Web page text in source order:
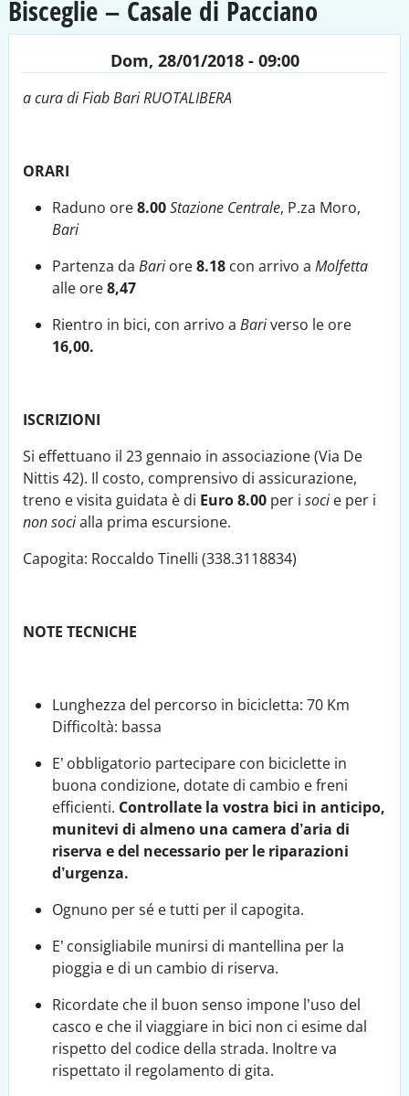
Bisceglie – Casale di Pacciano
Dom, 28/01/2018 - 09:00
a cura di Fiab Bari RUOTALIBERA
ORARI
Raduno ore8.00Stazione Centrale, P.za Moro,
Bari
Partenza da Bariore8.18 con arrivo a Molfetta
alle ore8,47
Rientro in bici, con arrivo a Bariverso le ore
16,00.
ISCRIZIONI
Si effettuano il 23 gennaio in associazione (Via De
Nittis 42). Il costo, comprensivo di assicurazione,
treno e visita guidata è di Euro 8.00per i socie per i
non socialla prima escursione.
Capogita: Roccaldo Tinelli (338.3118834)
NOTE TECNICHE
Lunghezza del percorso in bicicletta: 70 Km
Difficoltà: bassa
E’ obbligatorio partecipare con biciclette in
buona condizione, dotate di cambio e freni
efficienti. Controllate la vostra bici in anticipo,
munitevi di almeno una camera d’aria di
riserva e del necessario per le riparazioni
d’urgenza.
Ognuno per sé e tutti per il capogita.
E’ consigliabile munirsi di mantellina per la
pioggia e di un cambio di riserva.
Ricordate che il buon senso impone l’uso del
casco e che il viaggiare in bici non ci esime dal
rispetto del codice della strada. Inoltre va
rispettato il regolamento di gita.